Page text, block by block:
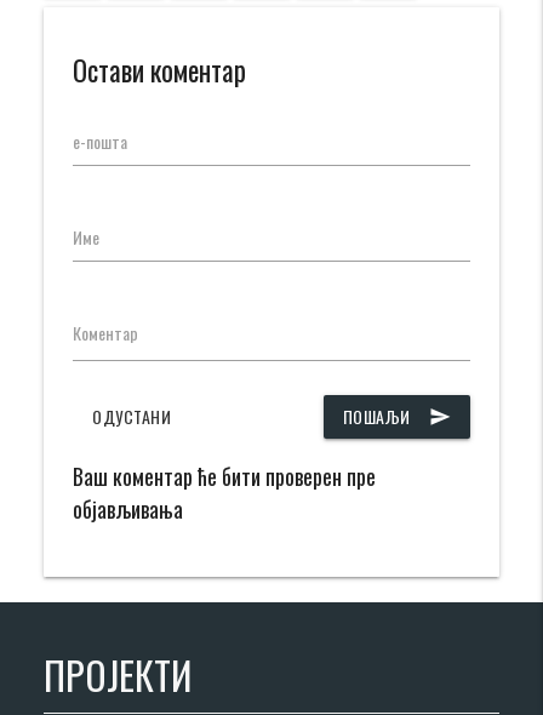
Остави коментар
е-пошта
Име
Коментар
ПОШАЉИ send
ОДУСТАНИ
Ваш коментар ће бити проверен пре
објављивања
ПРОЈЕКТИ